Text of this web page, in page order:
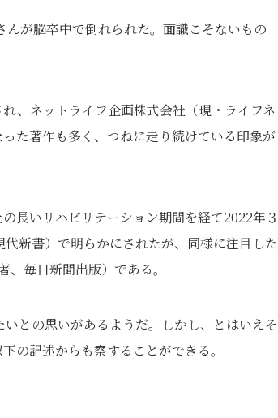
が脳卒中で倒れられた。面識こそないもの
、ネットライフ企画株式会社（現・ライフネ
た著作も多く、つねに走り続けている印象が
長いリハビリテーション期間を経て2022年３
新書）で明らかにされたが、同様に注目した
毎日新聞出版）である。
との思いがあるようだ。しかし、とはいえそ
の記述からも察することができる。